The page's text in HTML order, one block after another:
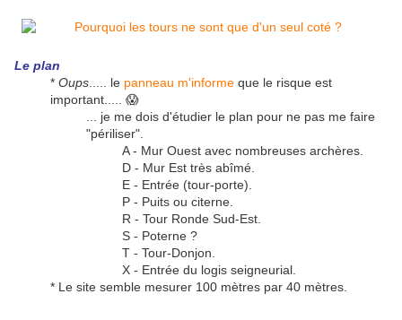
Le plan
* Oups ..... le panneau m'informe que le risque est
important..... 😱
... je me dois d'étudier le plan pour ne pas me faire
"périliser".
A - Mur Ouest avec nombreuses archères.
D - Mur Est très abîmé.
E - Entrée (tour-porte).
P - Puits ou citerne.
R - Tour Ronde Sud-Est.
S - Poterne ?
T - Tour-Donjon.
X - Entrée du logis seigneurial.
* Le site semble mesurer 100 mètres par 40 mètres.